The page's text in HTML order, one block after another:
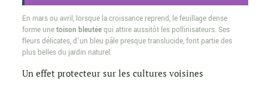
En mars ou avril, lorsque la croissance reprend, le feuillage dense
forme unetoison bleutéequi attire aussitôt les pollinisateurs. Ses
fleurs délicates, d’un bleu pâle presque translucide, font partie des
plus belles du jardin naturel.
Un effet protecteur sur les cultures voisines